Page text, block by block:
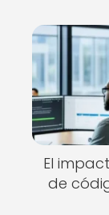
El
de